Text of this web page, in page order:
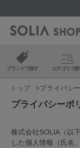
ブランドで探す カテゴリで探
トップ プライバシ
プライバシーポ
株式会社SOLIA（以
した個人情報（氏名